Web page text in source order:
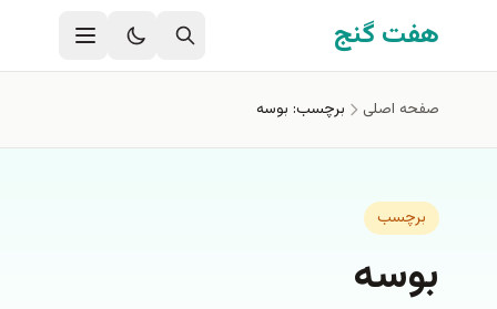
رفتن به محتوای اصلی
هفت گنج
صفحه اصلی برچسب: بوسه
برچسب
بوسه